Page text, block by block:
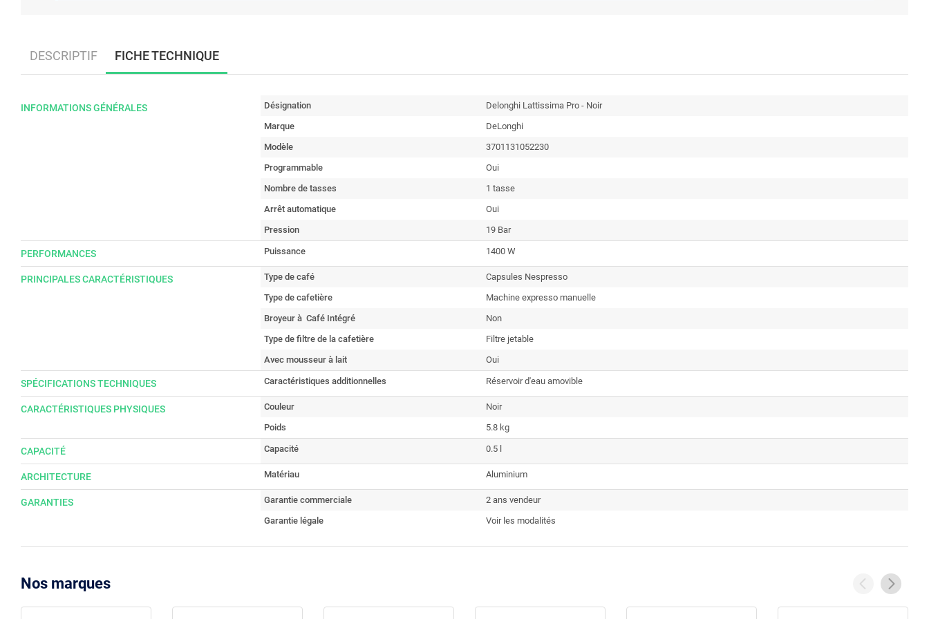
DESCRIPTIF FICHE TECHNIQUE
INFORMATIONS GÉNÉRALES Désignation
Delonghi Lattissima Pro - Noir
Marque
DeLonghi
Modèle
3701131052230
Programmable
Oui
Nombre de tasses
1 tasse
Arrêt automatique
Oui
Pression
19 Bar
PERFORMANCES Puissance 1400 W
PRINCIPALES CARACTÉRISTIQUES Type de café
Capsules Nespresso
Type de cafetière
Machine expresso manuelle
Broyeur à Café Intégré
Non
Type de filtre de la cafetière
Filtre jetable
Avec mousseur à lait
Oui
SPÉCIFICATIONS TECHNIQUES Caractéristiques additionnelles Réservoir d'eau amovible
CARACTÉRISTIQUES PHYSIQUES Couleur
Noir
Poids
5.8 kg
CAPACITÉ Capacité 0.5 l
ARCHITECTURE Matériau Aluminium
GARANTIES Garantie commerciale
2 ans vendeur
Garantie légale
Voir les modalités
Nos marques